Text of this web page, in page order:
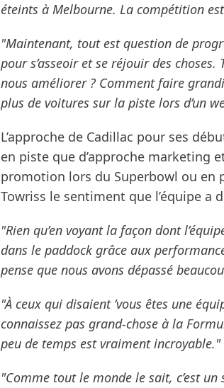
éteints à Melbourne. La compétition
"Maintenant, tout est question de
pour s’asseoir et se réjouir des
nous améliorer ? Comment faire
plus de voitures sur la piste lors d’un
L’approche de Cadillac pour ses
en piste que d’approche marketing
promotion lors du Superbowl ou en
Towriss le sentiment que l’équipe a
"Rien qu’en voyant la façon dont
dans le paddock grâce aux
pense que nous avons dépassé
"À ceux qui disaient ’vous êtes une
connaissez pas grand-chose à la
peu de temps est vraiment incroyable."
"Comme tout le monde le sait, c’est